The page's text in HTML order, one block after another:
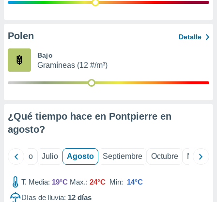
e
publicidad
Polen Detalle
Bajo
Gramíneas (12 #/m³)
¿Qué tiempo hace en Pontpierre en
agosto?
Junio Julio Agosto Septiembre Octubre
T. Media: 19°C Max.: 24°C Min: 14°C
Días de lluvia: 12 días